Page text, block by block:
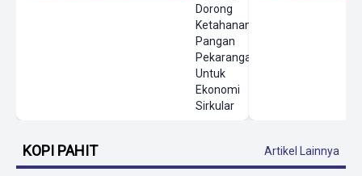
Dorong
Ketahanan
Pangan
Pekarangan
Untuk
Ekonomi
Sirkular
KOPI PAHIT Artikel Lainnya